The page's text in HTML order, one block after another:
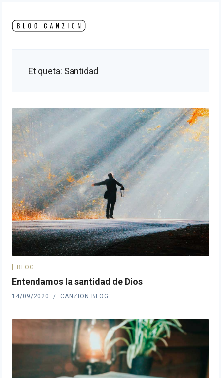
content
Etiqueta: Santidad
BLOG
Entendamos la santidad de Dios
14/09/2020 CANZION BLOG